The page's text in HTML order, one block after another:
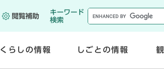
メニューを飛ばして本文
閲覧補助
キーワード
検索
くらしの情報 しごとの情報